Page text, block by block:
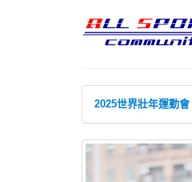
2025世界壯年運動